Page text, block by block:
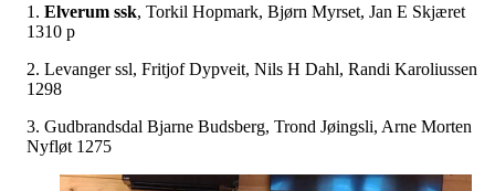
1. Elverum ssk, Torkil Hopmark, Bjørn Myrset, Jan E Skjæret
1310 p
2. Levanger ssl, Fritjof Dypveit, Nils H Dahl, Randi Karoliussen
1298
3. Gudbrandsdal Bjarne Budsberg, Trond Jøingsli, Arne Morten
Nyfløt 1275